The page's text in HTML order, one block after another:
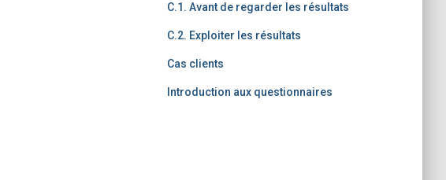
C.1. Avant de regarder les résultats
C.2. Exploiter les résultats
Cas clients
Introduction aux questionnaires